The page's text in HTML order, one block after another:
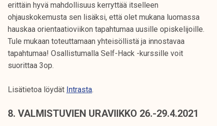
erittäin hyvä mahdollisuus kerryttää itselleen
ohjauskokemusta sen lisäksi, että olet mukana luomassa
hauskaa orientaatioviikon tapahtumaa uusille opiskelijoille.
Tule mukaan toteuttamaan yhteisöllistä ja innostavaa
tapahtumaa! Osallistumalla Self-Hack -kurssille voit
suorittaa 3op.
Lisätietoa löydät Intrasta.
8. VALMISTUVIEN URAVIIKKO 26.-29.4.2021